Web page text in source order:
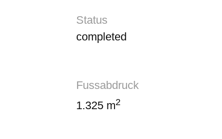
Status
completed
Fussabdruck
1.325 m2